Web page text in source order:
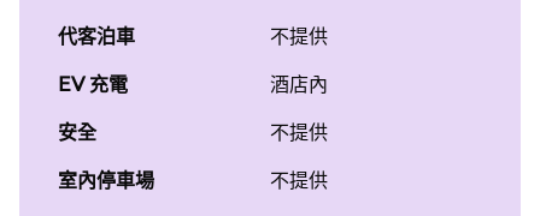
代客泊車 不提供
EV 充電 酒店內
安全 不提供
室內停車場 不提供